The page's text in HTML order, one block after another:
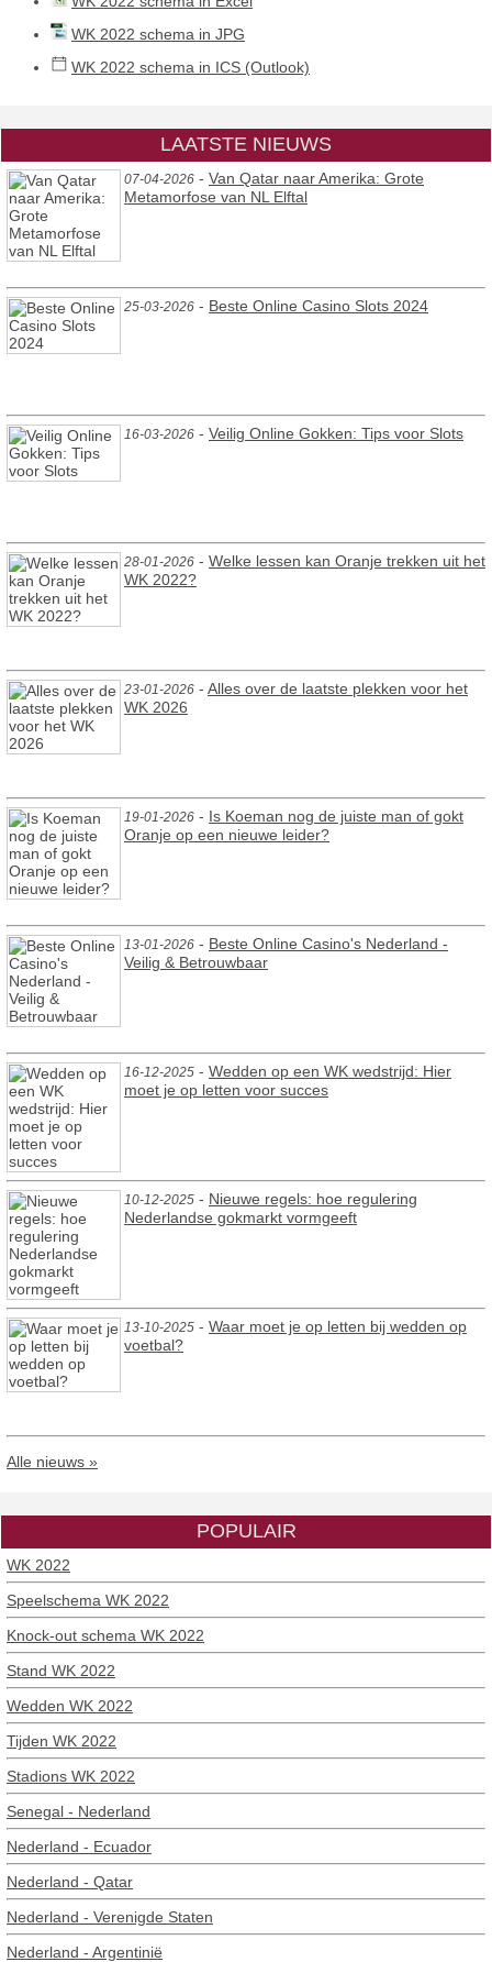
WK 2022 schema in JPG
WK 2022 schema in ICS (Outlook)
LAATSTE NIEUWS
07-04-2026 - Van Qatar naar Amerika: Grote
Metamorfose van NL Elftal
25-03-2026 - Beste Online Casino Slots 2024
16-03-2026 - Veilig Online Gokken: Tips voor Slots
28-01-2026 - Welke lessen kan Oranje trekken uit het
WK 2022?
23-01-2026 - Alles over de laatste plekken voor het
WK 2026
19-01-2026 - Is Koeman nog de juiste man of gokt
Oranje op een nieuwe leider?
13-01-2026 - Beste Online Casino's Nederland -
Veilig & Betrouwbaar
16-12-2025 - Wedden op een WK wedstrijd: Hier
moet je op letten voor succes
10-12-2025 - Nieuwe regels: hoe regulering
Nederlandse gokmarkt vormgeeft
13-10-2025 - Waar moet je op letten bij wedden op
voetbal?
Alle nieuws »
POPULAIR
WK 2022
Speelschema WK 2022
Knock-out schema WK 2022
Stand WK 2022
Wedden WK 2022
Tijden WK 2022
Stadions WK 2022
Senegal - Nederland
Nederland - Ecuador
Nederland - Qatar
Nederland - Verenigde Staten
Nederland - Argentinië